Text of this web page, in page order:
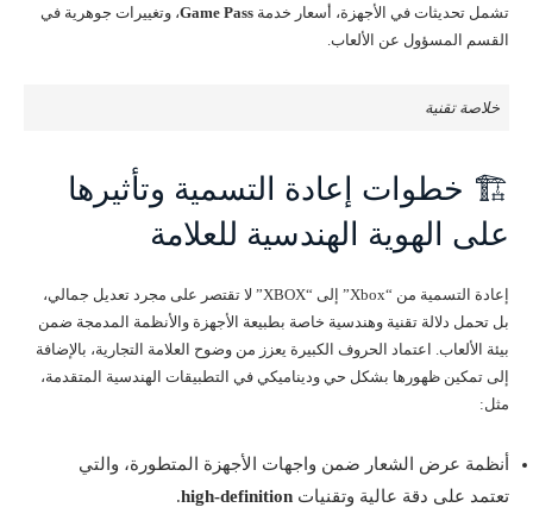
تشمل تحديثات في الأجهزة، أسعار خدمة Game Pass، وتغييرات جوهرية في
القسم المسؤول عن الألعاب.
خلاصة تقنية
🏗️ خطوات إعادة التسمية وتأثيرها
على الهوية الهندسية للعلامة
إعادة التسمية من “Xbox” إلى “XBOX” لا تقتصر على مجرد تعديل جمالي،
بل تحمل دلالة تقنية وهندسية خاصة بطبيعة الأجهزة والأنظمة المدمجة ضمن
بيئة الألعاب. اعتماد الحروف الكبيرة يعزز من وضوح العلامة التجارية، بالإضافة
إلى تمكين ظهورها بشكل حي وديناميكي في التطبيقات الهندسية المتقدمة،
مثل:
أنظمة عرض الشعار ضمن واجهات الأجهزة المتطورة، والتي
تعتمد على دقة عالية وتقنيات high-definition
.